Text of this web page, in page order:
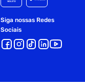
Siga nossas Redes
Sociais